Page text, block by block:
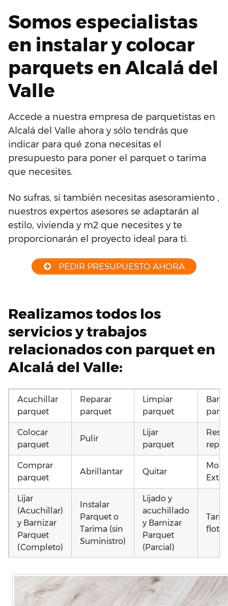
Somos especialistas
en instalar y colocar
parquets en Alcalá del
Valle
Accede a nuestra empresa de parquetistas en
Alcalá del Valle ahora y sólo tendrás que
indicar para qué zona necesitas el
presupuesto para poner el parquet o tarima
que necesites.
No sufras, si también necesitas asesoramiento ,
nuestros expertos asesores se adaptarán al
estilo, vivienda y m2 que necesites y te
proporcionarán el proyecto ideal para ti.
PEDIR PRESUPUESTO AHORA
Realizamos todos los
servicios y trabajos
relacionados con parquet en
Alcalá del Valle:
Acuchillar
parquet
Reparar
parquet
Limpiar
parquet
Colocar
parquet
Pulir
Lijar
parquet
Comprar
parquet
Abrillantar Quitar
Lijar
(Acuchillar)
y Barnizar
Parquet
(Completo)
Instalar
Parquet o
Tarima (sin
Suministro)
Lijado y
acuchillado
y Barnizar
Parquet
(Parcial)
parquet o
parquet o
Colocar
parquet o